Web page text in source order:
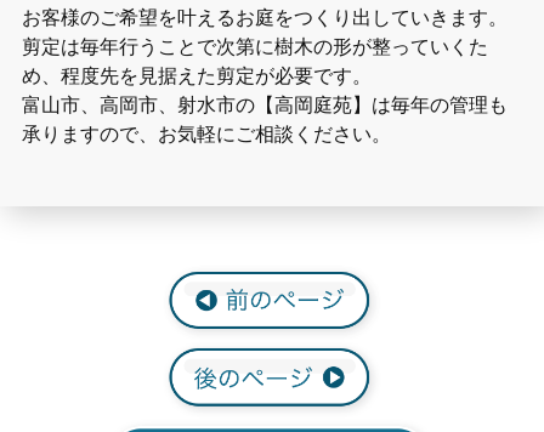
お客様のご希望を叶えるお庭をつくり出していきます。
剪定は毎年行うことで次第に樹木の形が整っていくた
め、程度先を見据えた剪定が必要です。
富山市、高岡市、射水市の【高岡庭苑】は毎年の管理も
承りますので、お気軽にご相談ください。